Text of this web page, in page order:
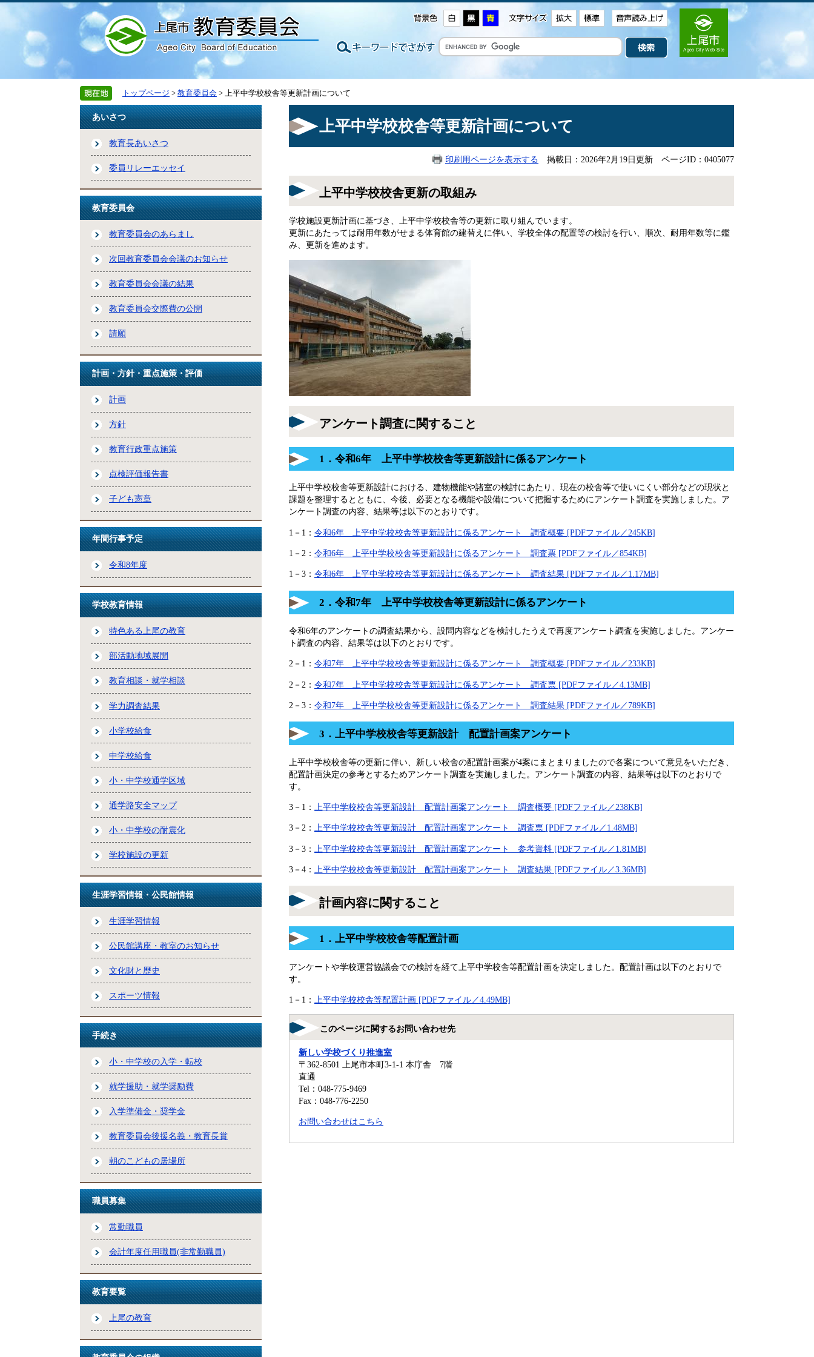
トップページ > 教育委員会 > 上平中学校校舎等更新計画について
あいさつ
教育長あいさつ
委員リレーエッセイ
教育委員会
教育委員会のあらまし
次回教育委員会会議のお知らせ
教育委員会会議の結果
教育委員会交際費の公開
請願
計画・方針・重点施策・評価
計画
方針
教育行政重点施策
点検評価報告書
子ども憲章
年間行事予定
令和8年度
学校教育情報
特色ある上尾の教育
部活動地域展開
教育相談・就学相談
学力調査結果
小学校給食
中学校給食
小・中学校通学区域
通学路安全マップ
小・中学校の耐震化
学校施設の更新
生涯学習情報・公民館情報
生涯学習情報
公民館講座・教室のお知らせ
文化財と歴史
スポーツ情報
手続き
小・中学校の入学・転校
就学援助・就学奨励費
入学準備金・奨学金
教育委員会後援名義・教育長賞
朝のこどもの居場所
職員募集
常勤職員
会計年度任用職員(非常勤職員)
教育要覧
上尾の教育
上平中学校校舎等更新計画について
印刷用ページを表示する 掲載日：2026年2月19日更新 ページID：0405077
上平中学校校舎更新の取組み
学校施設更新計画に基づき、上平中学校校舎等の更新に取り組んでいます。
更新にあたっては耐用年数がせまる体育館の建替えに伴い、学校全体の配置等の検討を行い、順次、耐用年数等に鑑
み、更新を進めます。
アンケート調査に関すること
1．令和6年 上平中学校校舎等更新設計に係るアンケート
上平中学校校舎等更新設計における、建物機能や諸室の検討にあたり、現在の校舎等で使いにくい部分などの現状と
課題を整理するとともに、今後、必要となる機能や設備について把握するためにアンケート調査を実施しました。ア
ンケート調査の内容、結果等は以下のとおりです。
1－1： 令和6年 上平中学校校舎等更新設計に係るアンケート 調査概要 [PDFファイル／245KB]
1－2： 令和6年 上平中学校校舎等更新設計に係るアンケート 調査票 [PDFファイル／854KB]
1－3： 令和6年 上平中学校校舎等更新設計に係るアンケート 調査結果 [PDFファイル／1.17MB]
2．令和7年 上平中学校校舎等更新設計に係るアンケート
令和6年のアンケートの調査結果から、設問内容などを検討したうえで再度アンケート調査を実施しました。アンケー
ト調査の内容、結果等は以下のとおりです。
2－1： 令和7年 上平中学校校舎等更新設計に係るアンケート 調査概要 [PDFファイル／233KB]
2－2： 令和7年 上平中学校校舎等更新設計に係るアンケート 調査票 [PDFファイル／4.13MB]
2－3： 令和7年 上平中学校校舎等更新設計に係るアンケート 調査結果 [PDFファイル／789KB]
3．上平中学校校舎等更新設計 配置計画案アンケート
上平中学校校舎等の更新に伴い、新しい校舎の配置計画案が4案にまとまりましたので各案について意見をいただき、
配置計画決定の参考とするためアンケート調査を実施しました。アンケート調査の内容、結果等は以下のとおりで
す。
3－1： 上平中学校校舎等更新設計 配置計画案アンケート 調査概要 [PDFファイル／238KB]
3－2： 上平中学校校舎等更新設計 配置計画案アンケート 調査票 [PDFファイル／1.48MB]
3－3： 上平中学校校舎等更新設計 配置計画案アンケート 参考資料 [PDFファイル／1.81MB]
3－4： 上平中学校校舎等更新設計 配置計画案アンケート 調査結果 [PDFファイル／3.36MB]
計画内容に関すること
1．上平中学校校舎等配置計画
アンケートや学校運営協議会での検討を経て上平中学校舎等配置計画を決定しました。配置計画は以下のとおりで
す。
1－1： 上平中学校校舎等配置計画 [PDFファイル／4.49MB]
このページに関するお問い合わせ先
新しい学校づくり推進室
〒362-8501
上尾市本町3-1-1 本庁舎 7階
直通
Tel：048-775-9469
Fax：048-776-2250
お問い合わせはこちら